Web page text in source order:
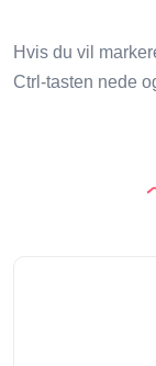
Hvis du vil
Ctrl-tasten nede